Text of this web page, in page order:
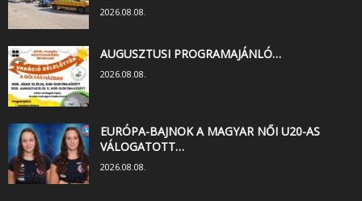
2026.08.08.
AUGUSZTUSI PROGRAMAJÁNLÓ…
2026.08.08.
EURÓPA-BAJNOK A MAGYAR NŐI U20-AS
VÁLOGATOTT…
2026.08.08.